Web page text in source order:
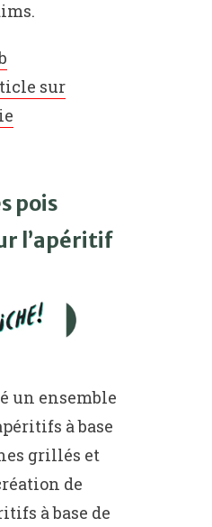
sur
pois
l’apéritif
un ensemble
à base
grillés et
de
à base de